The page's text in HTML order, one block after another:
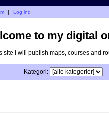
| Log ind
to my digital
site I will publish maps, courses and
Kategori: